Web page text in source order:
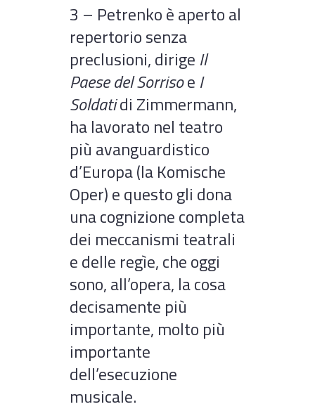
3 – Petrenko è aperto al
repertorio senza
preclusioni, dirige Il
Paese del Sorrisoe I
Soldatidi Zimmermann,
ha lavorato nel teatro
più avanguardistico
d’Europa (la Komische
Oper) e questo gli dona
una cognizione completa
dei meccanismi teatrali
e delle regìe, che oggi
sono, all’opera, la cosa
decisamente più
importante, molto più
importante
dell’esecuzione
musicale.